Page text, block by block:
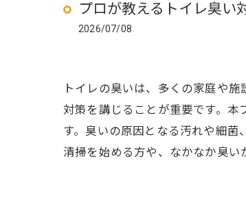
プロが教えるトイレ臭い
2026/07/08
トイレの臭いは、多くの家庭や
対策を講じることが重要です。
す。臭いの原因となる汚れや細
清掃を始める方や、なかなか臭い